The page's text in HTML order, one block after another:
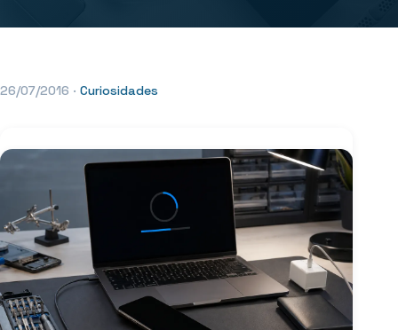
26/07/2016 · Curiosidades